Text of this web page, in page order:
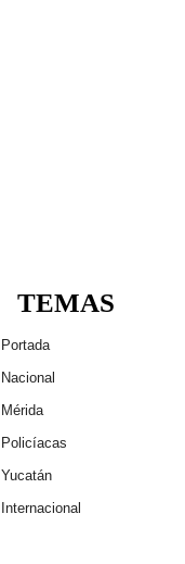
TEMAS
Portada
Nacional
Mérida
Policíacas
Yucatán
Internacional